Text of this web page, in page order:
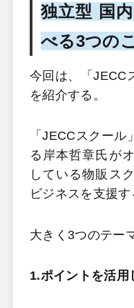
独立型 国
べる3つの
今回は、「JECC
を紹介する。
「JECCスクー
る岸本哲章氏が
している物販ス
ビジネスを支援す
大きく3つのテー
1.ポイントを活用